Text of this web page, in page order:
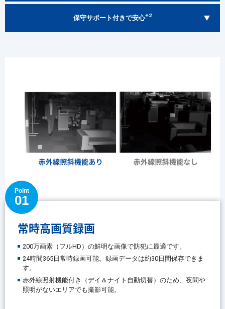
保守サポート付きで安心※2
Point
01
常時高画質録画
200万画素（フルHD）の鮮明な画像で防犯に最適です。
24時間365日常時録画可能。録画データは約30日間保存できま
す。
赤外線照射機能付き（デイ＆ナイト自動切替）のため、夜間や
照明がないエリアでも撮影可能。